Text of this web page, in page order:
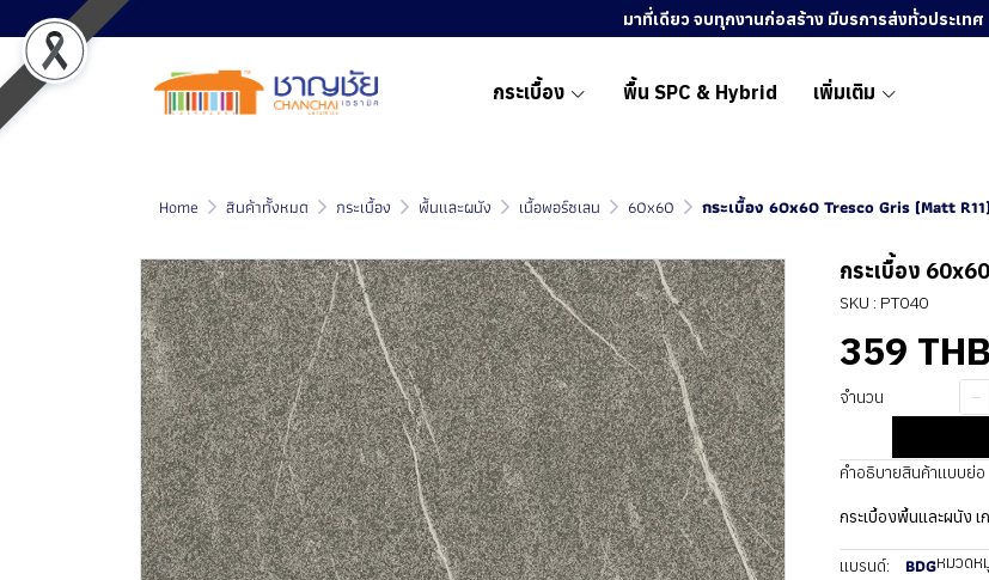
มาที่เดียว จบทุกงานก่อสร้าง มีบรการส่งทั่วประเทศ
กระเบื้อง พื้น SPC & Hybrid เพิ่มเติม
Home สินค้าทั้งหมด กระเบื้อง พื้นและผนัง เนื้อพอร์ซเลน 60x60 กระเบื้อง 60x60 Tresco Gris (Matt R11)
กระเบื้อง
SKU : PT040
359 THB
จำนวน
คำอธิบายสินค้าแบบย่อ
กระเบื้องพื้นและผนัง เ
แบรนด์: BDGหมวดห